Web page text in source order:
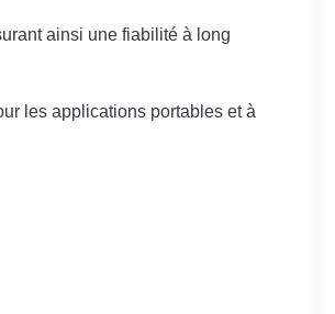
ainsi une fiabilité à long
les applications portables et à